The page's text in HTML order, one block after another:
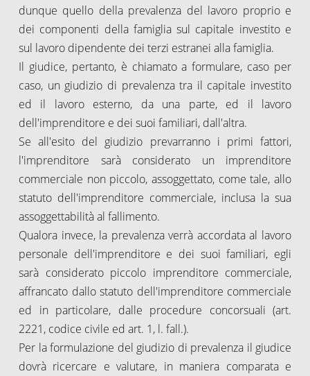
dunque quello della prevalenza del lavoro proprio e
dei componenti della famiglia sul capitale investito e
sul lavoro dipendente dei terzi estranei alla famiglia.
Il giudice, pertanto, è chiamato a formulare, caso per
caso, un giudizio di prevalenza tra il capitale investito
ed il lavoro esterno, da una parte, ed il lavoro
dell'imprenditore e dei suoi familiari, dall'altra.
Se all'esito del giudizio prevarranno i primi fattori,
l'imprenditore sarà considerato un imprenditore
commerciale non piccolo, assoggettato, come tale, allo
statuto dell'imprenditore commerciale, inclusa la sua
assoggettabilità al fallimento.
Qualora invece, la prevalenza verrà accordata al lavoro
personale dell'imprenditore e dei suoi familiari, egli
sarà considerato piccolo imprenditore commerciale,
affrancato dallo statuto dell'imprenditore commerciale
ed in particolare, dalle procedure concorsuali (art.
2221, codice civile ed art. 1, l. fall.).
Per la formulazione del giudizio di prevalenza il giudice
dovrà ricercare e valutare, in maniera comparata e